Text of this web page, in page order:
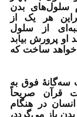
سلول‌های بدن
هر یک از
از سلول
او پرورش بیابد
خواهد ساخت که
سه‌گانۀ فوق به
قرآن صریحاً
در هنگام
باز می‌گردد،